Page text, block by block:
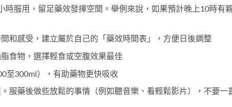
時服用，留足藥效發揮空間。舉例來說，如果預計晚上10時有
和感受，建立屬於自己的「藥效時間表」，方便日後調整
食物，選擇輕食或空腹效果最佳
至300ml），有助藥物更快吸收
服藥後做些放鬆的事情（例如聽音樂、看輕鬆影片），不要一